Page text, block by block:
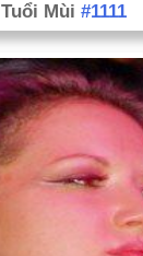
Tuổi Mùi #1111